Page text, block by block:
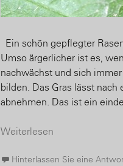
Ein schön gepflegter
Umso ärgerlicher ist es,
nachwächst und sich
bilden. Das Gras lässt nach
abnehmen. Das ist ein
Weiterlesen
Hinterlassen Sie eine